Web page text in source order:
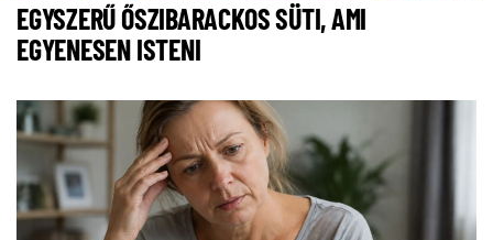
EGYSZERŰ ŐSZIBARACKOS SÜTI, AMI
EGYENESEN ISTENI